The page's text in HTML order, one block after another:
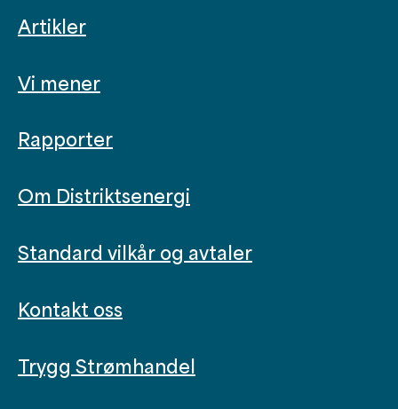
Artikler
Vi mener
Rapporter
Om Distriktsenergi
Standard vilkår og avtaler
Kontakt oss
Trygg Strømhandel